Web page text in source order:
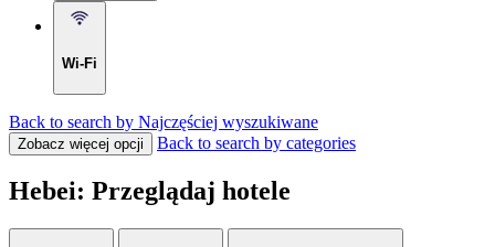
Wi-Fi
Back to search by Najczęściej wyszukiwane
Zobacz więcej opcji Back to search by categories
Hebei: Przeglądaj hotele